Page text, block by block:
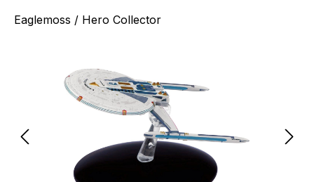
Eaglemoss / Hero Collector